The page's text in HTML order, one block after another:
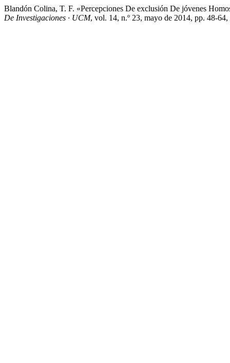
Blandón Colina, T. F. «Percepciones De exclusión De jóvenes
De Investigaciones · UCM, vol. 14, n.º 23, mayo de 2014, pp. 48-